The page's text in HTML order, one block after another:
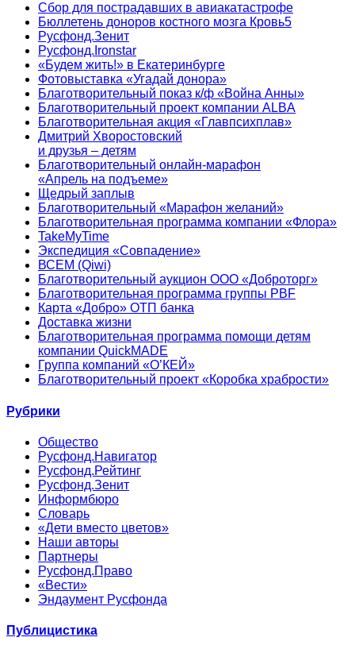
Сбор для пострадавших в авиакатастрофе
Бюллетень доноров костного мозга Кровь5
Русфонд.Зенит
Русфонд.Ironstar
«Будем жить!» в Екатеринбурге
Фотовыставка «Угадай донора»
Благотворительный показ к/ф «Война Анны»
Благотворительный проект компании ALBA
Благотворительная акция «Главпсихплав»
Дмитрий Хворостовский
и друзья – детям
Благотворительный онлайн‑марафон
«Апрель на подъеме»
Щедрый заплыв
Благотворительный «Марафон желаний»
Благотворительная программа компании «Флора»
TakeMyTime
Экспедиция «Совпадение»
ВСЕМ (Qiwi)
Благотворительный аукцион ООО «Доброторг»
Благотворительная программа группы PBF
Карта «Добро» ОТП банка
Доставка жизни
Благотворительная программа помощи детям
компании QuickMADE
Группа компаний «О’КЕЙ»
Благотворительный проект «Коробка храбрости»
Рубрики
Общество
Русфонд.Навигатор
Русфонд.Рейтинг
Русфонд.Зенит
Информбюро
Словарь
«Дети вместо цветов»
Наши авторы
Партнеры
Русфонд.Право
«Вести»
Эндаумент Русфонда
Публицистика